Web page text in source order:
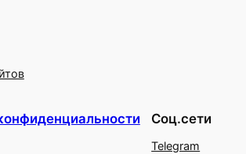
Соц.сети
Telegram